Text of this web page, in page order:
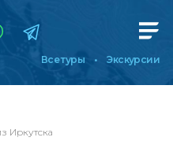
Все туры Экскурсии
Иркутска